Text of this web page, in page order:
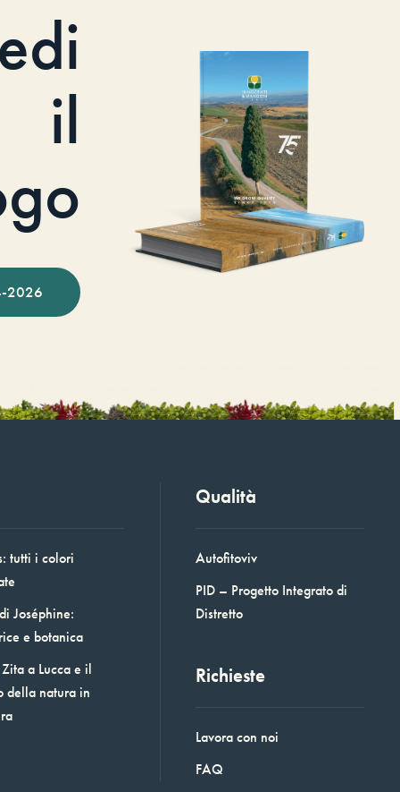
il
2026
tutti i colori
Joséphine:
e botanica
a Lucca e il
della natura in
Qualità
Autofitoviv
PID – Progetto Integrato di
Distretto
Richieste
Lavora con noi
FAQ